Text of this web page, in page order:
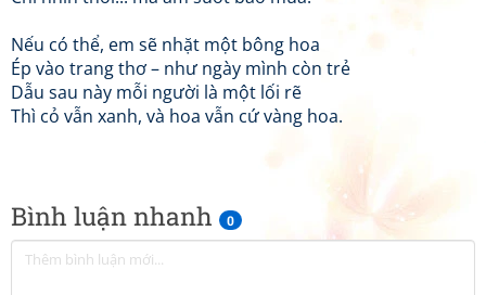
Bình luận nhanh 0
Nếu có thể, em sẽ nhặt một bông hoa
Ép vào trang thơ – như ngày mình còn trẻ
Dẫu sau này mỗi người là một lối rẽ
Thì cỏ vẫn xanh, và hoa vẫn cứ vàng hoa.